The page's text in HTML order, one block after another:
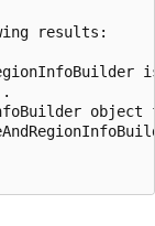
results:
object